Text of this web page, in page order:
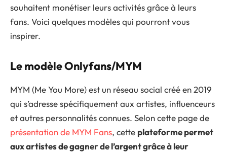
souhaitent monétiser leurs activités grâce à leurs
fans. Voici quelques modèles qui pourront vous
inspirer.
Le modèle Onlyfans/MYM
MYM (Me You More) est un réseau social créé en 2019
qui s’adresse spécifiquement aux artistes, influenceurs
et autres personnalités connues. Selon cette page de
présentation de MYM Fans, cette plateforme permet
aux artistes de gagner de l’argent grâce à leur